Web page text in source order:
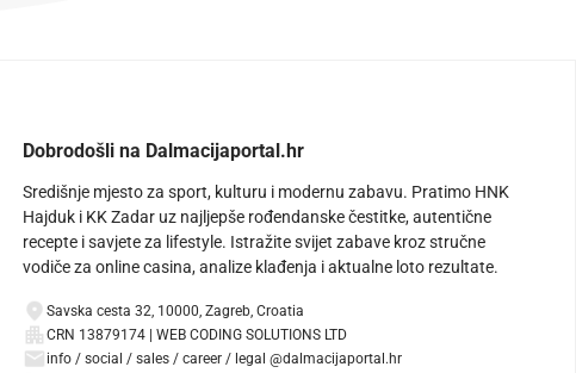
Dobrodošli na Dalmacijaportal.hr
Središnje mjesto za sport, kulturu i modernu zabavu. Pratimo HNK
Hajduk i KK Zadar uz najljepše rođendanske čestitke, autentične
recepte i savjete za lifestyle. Istražite svijet zabave kroz stručne
vodiče za online casina, analize klađenja i aktualne loto rezultate.
Savska cesta 32, 10000, Zagreb, Croatia
CRN 13879174 | WEB CODING SOLUTIONS LTD
info / social / sales / career / legal @dalmacijaportal.hr